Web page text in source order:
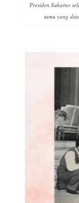
Presiden Sukarno
tamu yang